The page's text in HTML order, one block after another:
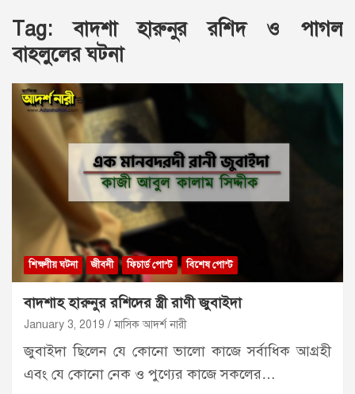
Tag:বাদশা হারুনুর রশিদ ও পাগল
বাহলুলের ঘটনা
শিক্ষণীয় ঘটনা জীবনী ফিচার্ড পোস্ট বিশেষ পোস্ট
বাদশাহ হারুনুর রশিদের স্ত্রী রাণী জুবাইদা
January 3, 2019 মাসিক আদর্শ নারী
জুবাইদা ছিলেন যে কোনো ভালো কাজে সর্বাধিক আগ্রহী
এবং যে কোনো নেক ও পুণ্যের কাজে সকলের…